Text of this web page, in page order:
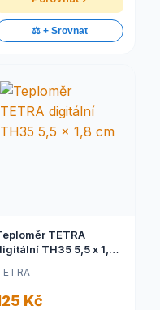
⚖️ + Srovnat
TETRA
TH35 5,5 x 1,8
Kč